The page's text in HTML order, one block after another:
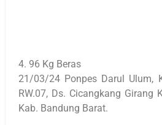
4. 96 Kg Beras
21/03/24 Ponpes Darul Ulum,
RW.07, Ds. Cicangkang Girang
Kab. Bandung Barat.